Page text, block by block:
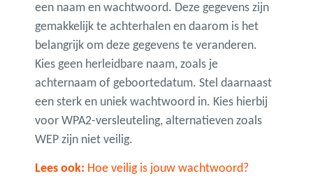
een naam en wachtwoord. Deze gegevens zijn
gemakkelijk te achterhalen en daarom is het
belangrijk om deze gegevens te veranderen.
Kies geen herleidbare naam, zoals je
achternaam of geboortedatum. Stel daarnaast
een sterk en uniek wachtwoord in. Kies hierbij
voor WPA2-versleuteling, alternatieven zoals
WEP zijn niet veilig.
Lees ook: Hoe veilig is jouw wachtwoord?